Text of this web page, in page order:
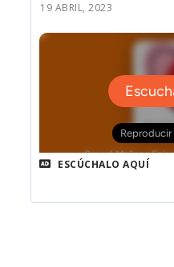
19 ABRIL, 2023
ESCÚCHALO AQUÍ